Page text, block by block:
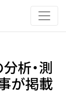
析・測
が掲載